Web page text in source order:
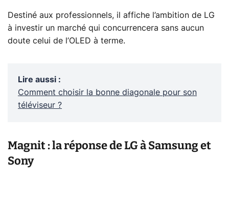
Destiné aux professionnels, il affiche l’ambition de LG
à investir un marché qui concurrencera sans aucun
doute celui de l’OLED à terme.
Lire aussi :
Comment choisir la bonne diagonale pour son
téléviseur ?
Magnit : la réponse de LG à Samsung et
Sony